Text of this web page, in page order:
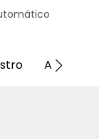
Apoyo